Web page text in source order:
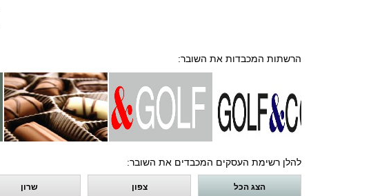
הרשתות המכבדות את השובר:
להלן רשימת העסקים המכבדים את השובר:
הצג הכל צפון שרון